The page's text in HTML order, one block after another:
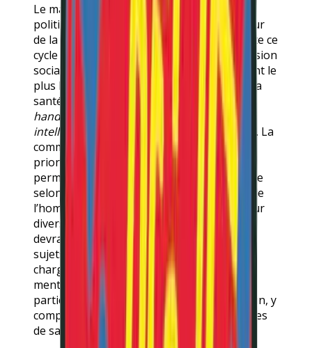
Le manque de volonté des responsables
politiques de s’investir pleinement en faveur
de la santé mentale et du bien-être alimente ce
cycle de discrimination, d’inégalités, d’exclusion
sociale et de violence. Les personnes qui ont le
plus besoin d’une action de promotion de la
santé, à savoir [
celleux en situation de
handicap psychosocial, cognitif ou
intellectuel
], sont toujours laissées de côté. La
communauté mondiale devrait donner la
priorité à des systèmes durables, qui
permettent de promouvoir la santé mentale
selon une approche fondée sur les droits de
l’homme. Les êtres humains, dans toute leur
diversité, sont titulaires de droits et ne
devraient pas être considérés comme des
sujets à diagnostiquer ou des malades à
charge. Les politiques modernes de santé
mentale devraient favoriser l’autonomie, la
participation active et la résilience de chacun, y
compris des personnes ayant des problèmes
de santé mentale.